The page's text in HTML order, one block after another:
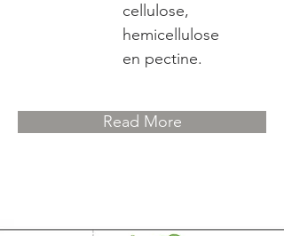
cellulose,
hemicellulose
en pectine.
Read More